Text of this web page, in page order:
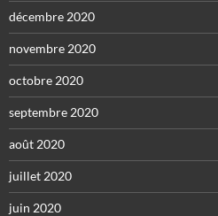
décembre 2020
novembre 2020
octobre 2020
septembre 2020
août 2020
juillet 2020
juin 2020